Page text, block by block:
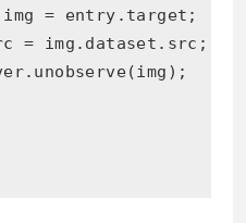
= entry.target;
= img.dataset.src;